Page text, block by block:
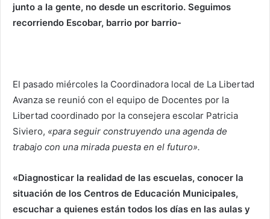
junto a la gente, no desde un escritorio. Seguimos
recorriendo Escobar, barrio por barrio-
El pasado miércoles la Coordinadora local de La Libertad
Avanza se reunió con el equipo de Docentes por la
Libertad coordinado por la consejera escolar Patricia
Siviero, «para seguir construyendo una agenda de
trabajo con una mirada puesta en el futuro».
«Diagnosticar la realidad de las escuelas, conocer la
situación de los Centros de Educación Municipales,
escuchar a quienes están todos los días en las aulas y